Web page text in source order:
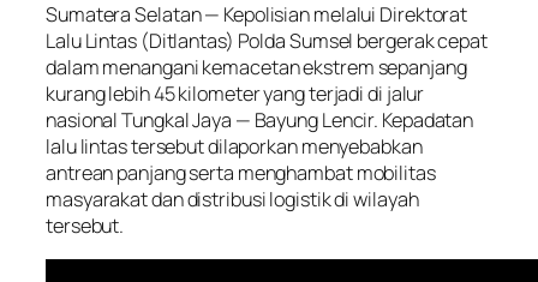
Sumatera Selatan — Kepolisian melalui Direktorat
Lalu Lintas (Ditlantas) Polda Sumsel bergerak cepat
dalam menangani kemacetan ekstrem sepanjang
kurang lebih 45 kilometer yang terjadi di jalur
nasional Tungkal Jaya — Bayung Lencir. Kepadatan
lalu lintas tersebut dilaporkan menyebabkan
antrean panjang serta menghambat mobilitas
masyarakat dan distribusi logistik di wilayah
tersebut.